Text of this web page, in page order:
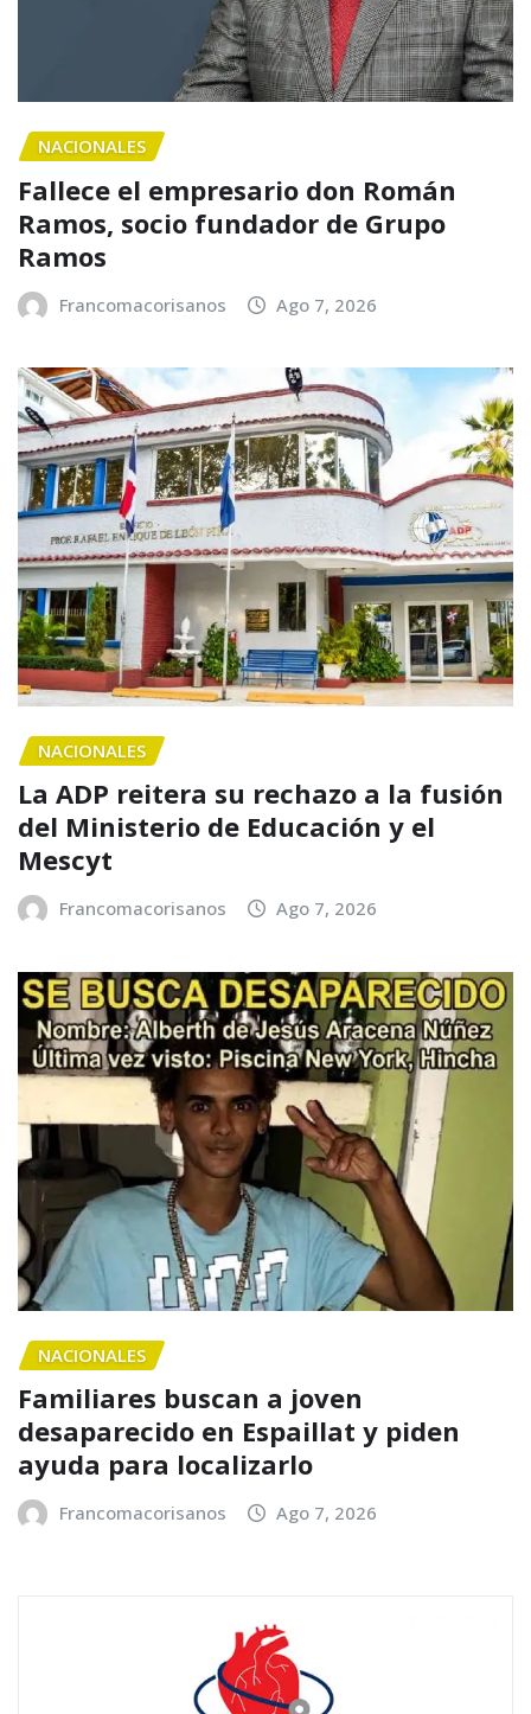
NACIONALES
Fallece el empresario don Román
Ramos, socio fundador de Grupo
Ramos
Francomacorisanos Ago 7, 2026
NACIONALES
La ADP reitera su rechazo a la fusión
del Ministerio de Educación y el
Mescyt
Francomacorisanos Ago 7, 2026
NACIONALES
Familiares buscan a joven
desaparecido en Espaillat y piden
ayuda para localizarlo
Francomacorisanos Ago 7, 2026